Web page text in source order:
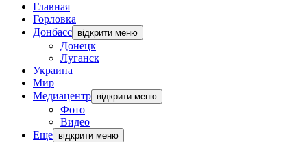
Главная
Горловка
Донбасс відкрити меню
Донецк
Луганск
Украина
Мир
Медиацентр відкрити меню
Фото
Видео
Еще відкрити меню